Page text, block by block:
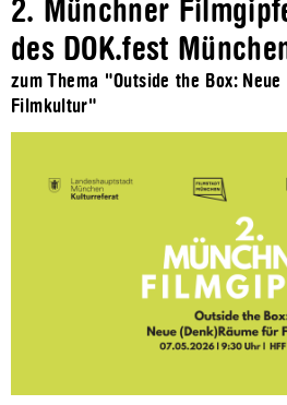
2. Münchner
des DOK.fest
zum Thema "Outside the Box: Neue
Filmkultur"